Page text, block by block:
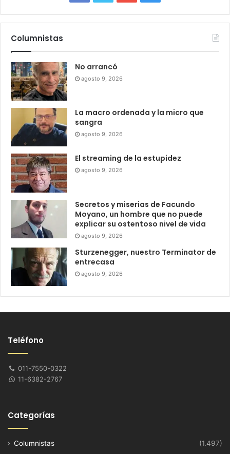
Columnistas
No arrancó
agosto 9, 2026
La macro ordenada y la micro que
sangra
agosto 9, 2026
El streaming de la estupidez
agosto 9, 2026
Secretos y miserias de Facundo
Moyano, un hombre que no puede
explicar su ostentoso nivel de vida
agosto 9, 2026
Sturzenegger, nuestro Terminator de
entrecasa
agosto 9, 2026
Teléfono
011-7550-0322
11-6382-2767
Categorías
Columnistas
(1.497)